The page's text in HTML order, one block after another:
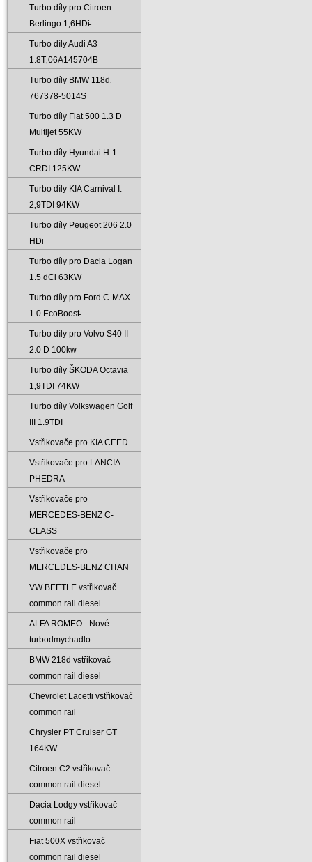
Turbo díly pro Citroen
Berlingo 1‚6HDi̵
Turbo díly Audi A3
1.8T‚06A145704B
Turbo díly BMW 118d‚
767378-5014S
Turbo díly Fiat 500 1.3 D
Multijet 55KW
Turbo díly Hyundai H-1
CRDI 125KW
Turbo díly KIA Carnival I.
2‚9TDI 94KW
Turbo díly Peugeot 206 2.0
HDi
Turbo díly pro Dacia Logan
1.5 dCi 63KW
Turbo díly pro Ford C-MAX
1.0 EcoBoost̵
Turbo díly pro Volvo S40 II
2.0 D 100kw
Turbo díly ŠKODA Octavia
1‚9TDI 74KW
Turbo díly Volkswagen Golf
III 1.9TDI
Vstřikovače pro KIA CEED
Vstřikovače pro LANCIA
PHEDRA
Vstřikovače pro
MERCEDES-BENZ C-
CLASS
Vstřikovače pro
MERCEDES-BENZ CITAN
VW BEETLE vstřikovač
common rail diesel
ALFA ROMEO - Nové
turbodmychadlo
BMW 218d vstřikovač
common rail diesel
Chevrolet Lacetti vstřikovač
common rail
Chrysler PT Cruiser GT
164KW
Citroen C2 vstřikovač
common rail diesel
Dacia Lodgy vstřikovač
common rail
Fiat 500X vstřikovač
common rail diesel